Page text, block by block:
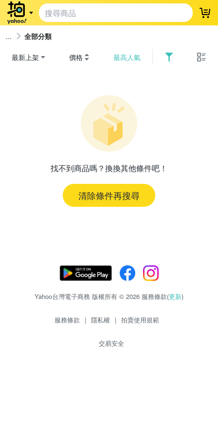
登
全部分類
最新上架 價格 最高人氣
找不到商品嗎？換換其他條件吧！
清除條件再搜尋
Yahoo台灣電子商務 版權所有 © 2026 服務條款(更新)
服務條款 | 隱私權 | 拍賣使用規範
交易安全